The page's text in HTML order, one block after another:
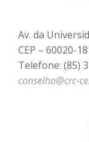
Av. da
CEP – 60020-
Telefone: (85)
conselho@crc-